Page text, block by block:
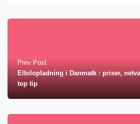
Prev Post
Elbilopladning i Danmatk : priser,
top tip